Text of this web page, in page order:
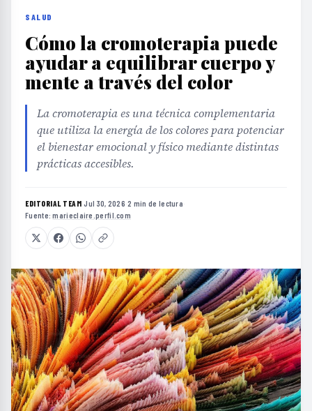
SALUD
Cómo la cromoterapia puede
ayudar a equilibrar cuerpo y
mente a través del color
La cromoterapia es una técnica complementaria
que utiliza la energía de los colores para potenciar
el bienestar emocional y físico mediante distintas
prácticas accesibles.
EDITORIAL TEAM·Jul 30, 2026·2 min de lectura·
Fuente:marieclaire.perfil.com